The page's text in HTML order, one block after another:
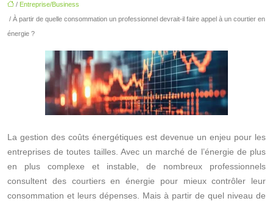
/ Entreprise/Business
/ À partir de quelle consommation un professionnel devrait-il faire appel à un courtier en
énergie ?
La gestion des coûts énergétiques est devenue un enjeu pour les
entreprises de toutes tailles. Avec un marché de l’énergie de plus
en plus complexe et instable, de nombreux professionnels
consultent des courtiers en énergie pour mieux contrôler leur
consommation et leurs dépenses. Mais à partir de quel niveau de